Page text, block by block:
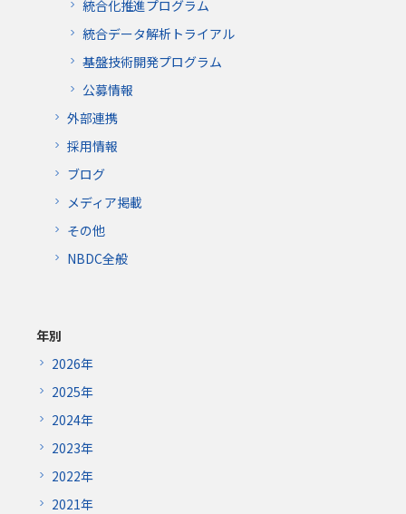
統合化推進プログラム
統合データ解析トライアル
基盤技術開発プログラム
公募情報
外部連携
採用情報
ブログ
メディア掲載
その他
NBDC全般
年別
2026年
2025年
2024年
2023年
2022年
2021年